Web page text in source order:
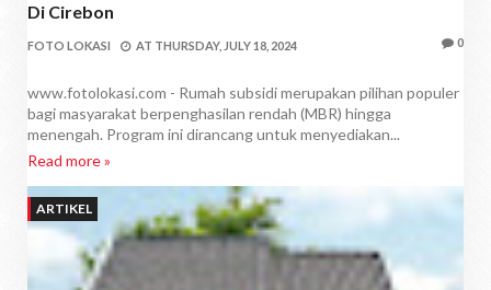
Di Cirebon
FOTO LOKASI AT THURSDAY, JULY 18, 2024 0
www.fotolokasi.com - Rumah subsidi merupakan pilihan populer
bagi masyarakat berpenghasilan rendah (MBR) hingga
menengah. Program ini dirancang untuk menyediakan...
Read more »
ARTIKEL